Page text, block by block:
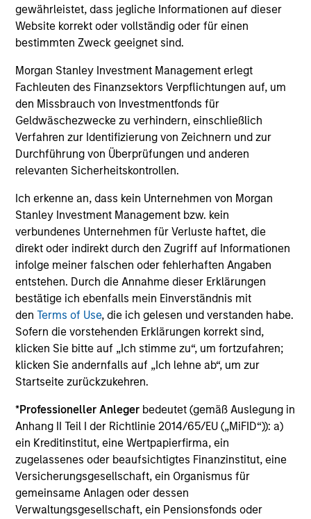
gewährleistet, dass jegliche Informationen auf dieser
Website korrekt oder vollständig oder für einen
bestimmten Zweck geeignet sind.
Morgan Stanley Investment Management erlegt
Fachleuten des Finanzsektors Verpflichtungen auf, um
den Missbrauch von Investmentfonds für
Geldwäschezwecke zu verhindern, einschließlich
Verfahren zur Identifizierung von Zeichnern und zur
Durchführung von Überprüfungen und anderen
relevanten Sicherheitskontrollen.
Ich erkenne an, dass kein Unternehmen von Morgan
Stanley Investment Management bzw. kein
verbundenes Unternehmen für Verluste haftet, die
direkt oder indirekt durch den Zugriff auf Informationen
infolge meiner falschen oder fehlerhaften Angaben
entstehen. Durch die Annahme dieser Erklärungen
bestätige ich ebenfalls mein Einverständnis mit
denTerms of Use, die ich gelesen und verstanden habe.
Sofern die vorstehenden Erklärungen korrekt sind,
klicken Sie bitte auf „Ich stimme zu“, um fortzufahren;
klicken Sie andernfalls auf „Ich lehne ab“, um zur
Startseite zurückzukehren.
*Professioneller Anleger bedeutet (gemäß Auslegung in
Anhang II Teil I der Richtlinie 2014/65/EU („MiFID“)): a)
ein Kreditinstitut, eine Wertpapierfirma, ein
zugelassenes oder beaufsichtigtes Finanzinstitut, eine
Versicherungsgesellschaft, ein Organismus für
gemeinsame Anlagen oder dessen
Verwaltungsgesellschaft, ein Pensionsfonds oder
und der Rücknahme von Anteilen anfallen, werden nicht
berücksichtigt. Alle Performance- und Index-Daten
stammen von Morgan Stanley Investment Management
Limited („MSIM Ltd.”).
Der Wert der Anlagen und der mit ihnen erzielten Erträge
können sowohl steigen als auch fallen. Es ist daher
möglich, dass Anleger das ursprünglich investierte Kapital
nicht in voller Höhe zurückerhalten.
Die Performance versteht sich nach Abzug der Gebühren.
Die Angaben zur Performance des laufenden Jahres sind
nicht annualisiert. Die Performance von anderen
Anteilsklassen (sofern angeboten) kann abweichen. Setzen
sowie den Kosten und Gebühren des Fonds auseinander,
bevor Sie eine Anlageentscheidung treffen.
Der Einsatz von Fremdkapital erhöht die Risiken, so dass
eine relativ kleine Bewegung im Wert einer Anlage zu einer
unverhältnismäßig großen Bewegung, sowohl im negativen
als auch im positiven Sinne, im Wert dieser Anlage und
damit auch im Wert des Fonds führen kann.
Die auf dieser Webseite verfügbaren Unterlagen beziehen
sich auf mehrere Teilfonds der Morgan Stanley Investment
Management Funds-Reihe. Bitte beachten Sie, dass nicht
alle Teilfonds in allen Ländern verfügbar sind und Teilfonds
nicht für Personen mit Wohnsitz in Ländern verfügbar sind,
in denen die Weitergabe bzw. Verfügbarkeit des Materials
zuwiderlaufen würde.
Je höher die Kategorie (1-7), desto höher ist der mögliche
Ertrag, aber auch das Risiko, den ursprünglich angelegten
Betrag zu verlieren. Kategorie 1 bedeutet nicht, dass es sich
um eine risikofreie Anlage handelt. Bitte beachten Sie die
BasisInformationsBlatt („BIB“) des Fonds unter Ressourcen,
die Risikoeinstufungen und -hinweise für die einzelnen
Anlageklassen enthalten.